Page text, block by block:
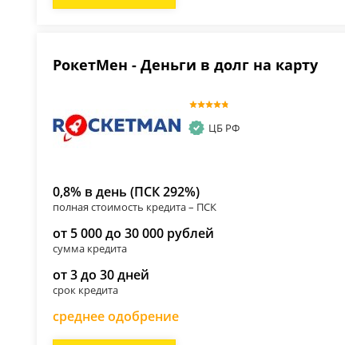
РокетМен - Деньги в долг на карту
ЦБ РФ
0,8% в день (ПСК 292%)
полная стоимость кредита – ПСК
от 5 000 до 30 000 рублей
сумма кредита
от 3 до 30 дней
срок кредита
среднее одобрение